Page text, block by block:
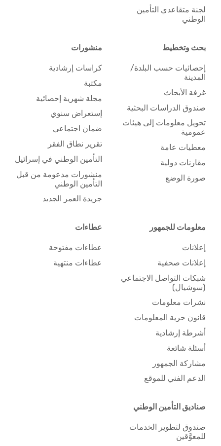
لجنة متقاعدي التأمين
الوطني
بحث وتخطيط
إحصائيات حسب البلدة/
المدينة
غرفة الأبحاث
صندوق الدراسات البحثية
تحويل معلومات إلى هيئات
عمومية
معطيات عامة
مقارنات دولية
صورة الوضع
منشورات
كراسات إرشادية
مكتبة
مجلة شهرية إحصائية
إستعراض سنوي
ضمان اجتماعي
تقرير نطاق الفقر
التأمين الوطني في إسرائيل
منشورات مدعومة من قبل
التأمين الوطني
جريدة العمر الجديد
معلومات للجمهور
إعلانات
إعلانات صحفية
شبكات التواصل الاجتماعي
(سوشيال)
نشرات معلومات
قانون حرية المعلومات
أشرطة إرشادية
أسئلة شائعة
مشاركة الجمهور
الدعم الفني للموقع
عطاءات
عطاءات مفتوحة
عطاءات منتهية
صناديق التأمين الوطني
صندوق لتطوير الخدمات
للمعوَّقين